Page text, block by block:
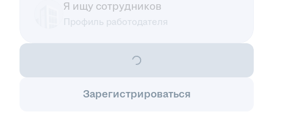
Я ищу сотрудников
Профиль работодателя
Зарегистрироваться